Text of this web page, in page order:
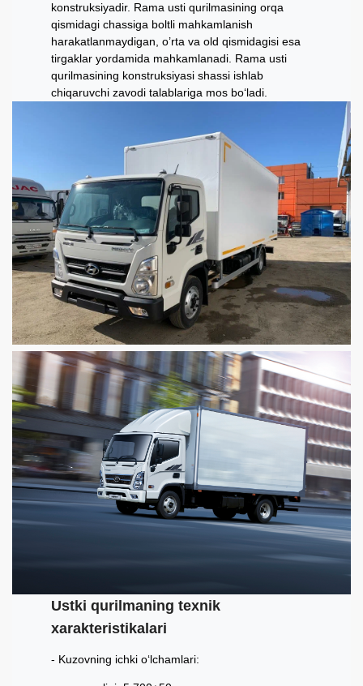
konstruksiyadir. Rama usti qurilmasining orqa
qismidagi chassiga boltli mahkamlanish
harakatlanmaydigan, o’rta va old qismidagisi esa
tirgaklar yordamida mahkamlanadi. Rama usti
qurilmasining konstruksiyasi shassi ishlab
chiqaruvchi zavodi talablariga mos bo‘ladi.
Ustki qurilmaning texnik
xarakteristikalari
Kuzovning ichki o‘lchamlari: